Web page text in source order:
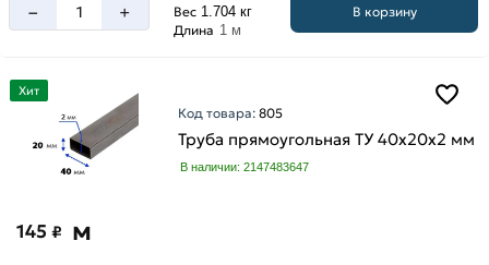
– + Вес 1.704 кг
Длина 1 м
В корзину
Хит
Код товара:805
Труба прямоугольная ТУ 40х20х2 мм
В наличии: 2147483647
145 ₽ м